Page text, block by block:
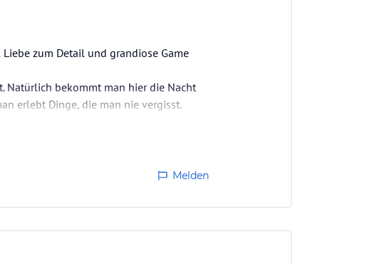
zum Detail und grandiose Game
Natürlich bekommt man hier die Nacht
erlebt Dinge, die man nie vergisst.
Melden